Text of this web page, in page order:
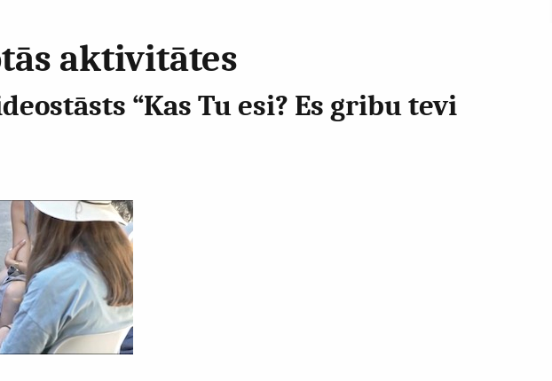
aktivitātes
“Kas Tu esi? Es gribu tevi